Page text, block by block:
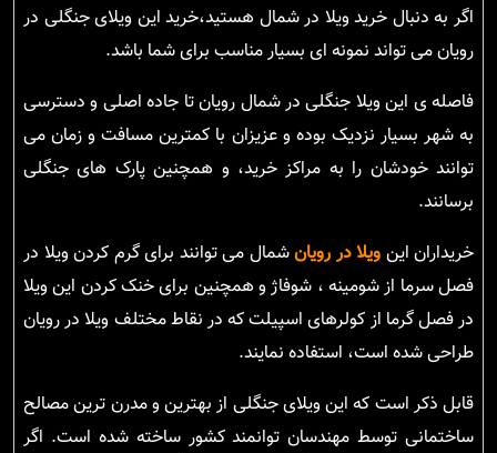
اگر به دنبال خرید ویلا در شمال هستید،خرید این ویلای جنگلی در
رویان می تواند نمونه ای بسیار مناسب برای شما باشد.
فاصله ی این ویلا جنگلی در شمال رویان تا جاده اصلی و دسترسی
به شهر بسیار نزدیک بوده و عزیزان با کمترین مسافت و زمان می
توانند خودشان را به مراکز خرید، و همچنین پارک های جنگلی
برسانند.
خریداران این ویلا در رویانشمال می توانند برای گرم کردن ویلا در
فصل سرما از شومینه ، شوفاژ و همچنین برای خنک کردن این ویلا
در فصل گرما از کولرهای اسپیلت که در نقاط مختلف ویلا در رویان
طراحی شده است، استفاده نمایند.
قابل ذکر است که این ویلای جنگلی از بهترین و مدرن ترین مصالح
ساختمانی توسط مهندسان توانمند کشور ساخته شده است. اگر